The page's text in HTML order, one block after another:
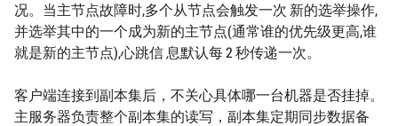
况。当主节点故障时,多个从节点会触发一次 新的选举操作,
并选举其中的一个成为新的主节点(通常谁的优先级更高,谁
就是新的主节点),心跳信 息默认每 2 秒传递一次。
客户端连接到副本集后，不关心具体哪一台机器是否挂掉。
主服务器负责整个副本集的读写，副本集定期同步数据备